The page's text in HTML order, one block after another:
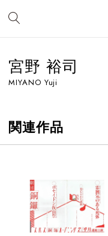
宮野 裕司
MIYANO Yuji
関連作品